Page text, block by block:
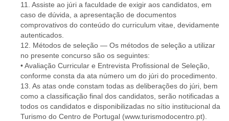
11. Assiste ao júri a faculdade de exigir aos candidatos, em
caso de dúvida, a apresentação de documentos
comprovativos do conteúdo do curriculum vitae, devidamente
autenticados.
12. Métodos de seleção — Os métodos de seleção a utilizar
no presente concurso são os seguintes:
• Avaliação Curricular e Entrevista Profissional de Seleção,
conforme consta da ata número um do júri do procedimento.
13. As atas onde constam todas as deliberações do júri, bem
como a classificação final dos candidatos, serão notificadas a
todos os candidatos e disponibilizadas no sítio institucional da
Turismo do Centro de Portugal (www.turismodocentro.pt).